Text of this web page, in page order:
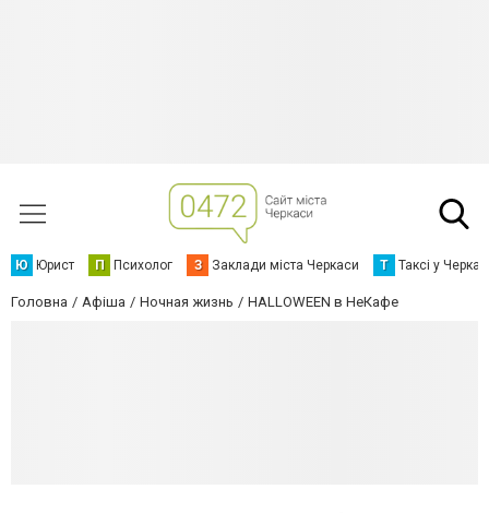
Ю Юрист П Психолог З Заклади міста Черкаси Т Таксі у
Головна Афіша Ночная жизнь HALLOWEEN в НеКафе